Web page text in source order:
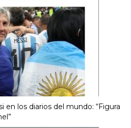
en los diarios del mundo: “Figura